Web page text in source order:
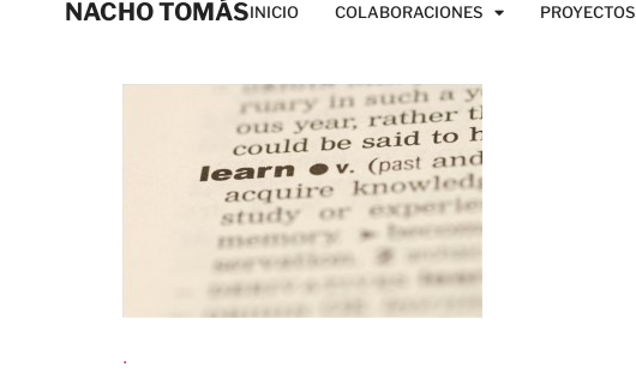
NACHO TOMÁSINICIO COLABORACIONES PROYECTOS
.